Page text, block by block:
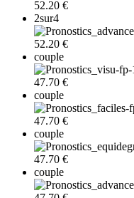
52.20 €
2sur4
52.20 €
couple
47.70 €
couple
47.70 €
couple
47.70 €
couple